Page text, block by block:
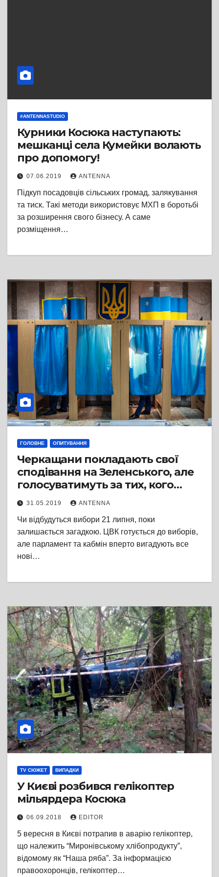
#ANTENNASTUDIO
Курники Косюка наступають:
мешканці села Кумейки волають
про допомогу!
07.06.2019 ANTENNA
Підкуп посадовців сільських громад, залякування
та тиск. Такі методи використовує МХП в боротьбі
за розширення свого бізнесу. А саме
розміщення…
ГОЛОВНЕ ОПИТУВАННЯ
Черкащани покладають свої
сподівання на Зеленського, але
голосуватимуть за тих, кого
добре знають. Опитування
31.05.2019 ANTENNA
Чи відбудуться вибори 21 липня, поки
залишається загадкою. ЦВК готується до виборів,
але парламент та кабмін вперто вигадують все
нові…
TV СЮЖЕТ ВИПАДКИ
У Києві розбився гелікоптер
мільярдера Косюка
06.09.2018 EDITOR
5 вересня в Києві потрапив в аварію гелікоптер,
що належить “Миронівському хлібопродукту”,
відомому як “Наша ряба”. За інформацією
правоохоронців, гелікоптер…